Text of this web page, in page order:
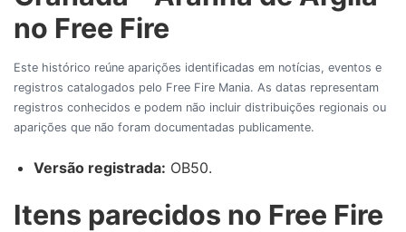
no Free Fire
Este histórico reúne aparições identificadas em notícias, eventos e
registros catalogados pelo Free Fire Mania. As datas representam
registros conhecidos e podem não incluir distribuições regionais ou
aparições que não foram documentadas publicamente.
Versão registrada: OB50.
Itens parecidos no Free Fire